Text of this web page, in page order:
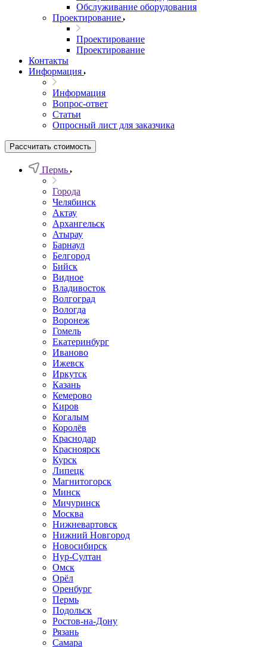
Обслуживание оборудования
Проектирование
Проектирование
Проектирование
Контакты
Информация
Информация
Вопрос-ответ
Статьи
Опросный лист для заказчика
Рассчитать стоимость
Пермь
Города
Челябинск
Актау
Архангельск
Атырау
Барнаул
Белгород
Бийск
Видное
Владивосток
Волгоград
Вологда
Воронеж
Гомель
Екатеринбург
Иваново
Ижевск
Иркутск
Казань
Кемерово
Киров
Когалым
Королёв
Краснодар
Красноярск
Курск
Липецк
Магнитогорск
Минск
Мичуринск
Москва
Нижневартовск
Нижний Новгород
Новосибирск
Нур-Султан
Омск
Орёл
Оренбург
Пермь
Подольск
Ростов-на-Дону
Рязань
Самара